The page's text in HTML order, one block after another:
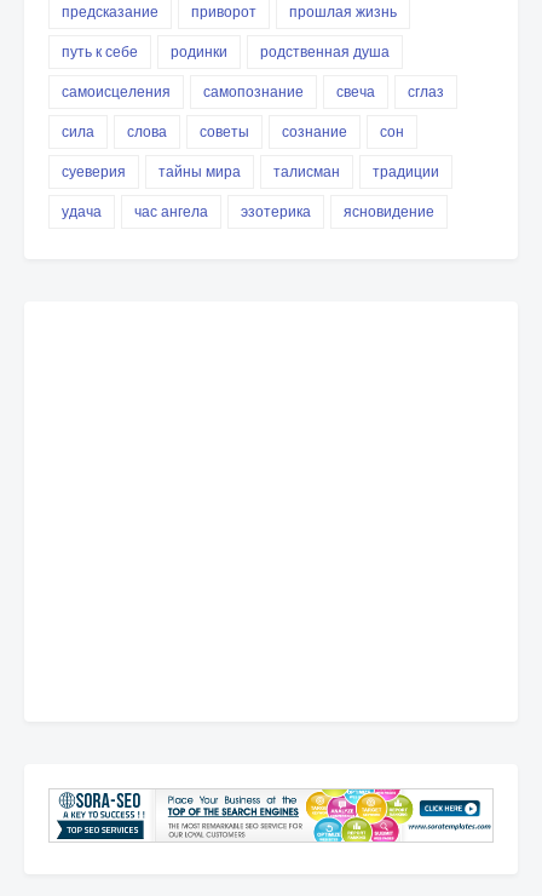
предсказание
приворот
прошлая жизнь
путь к себе
родинки
родственная душа
самоисцеления
самопознание свеча
сглаз
сила
слова советы сознание
сон
суеверия
тайны мира талисман
традиции
удача
час ангела эзотерика ясновидение